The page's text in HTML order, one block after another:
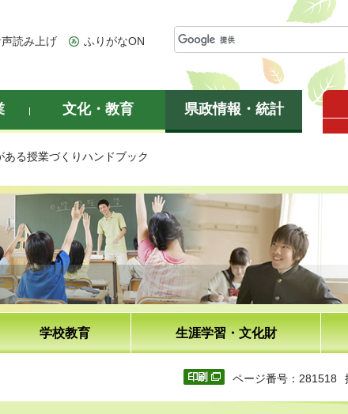
読み上げ ふりがなON
文化・教育 県政情報・統計
る授業づくりハンドブック
学校教育 生涯学習・文化財
ページ番号：281518